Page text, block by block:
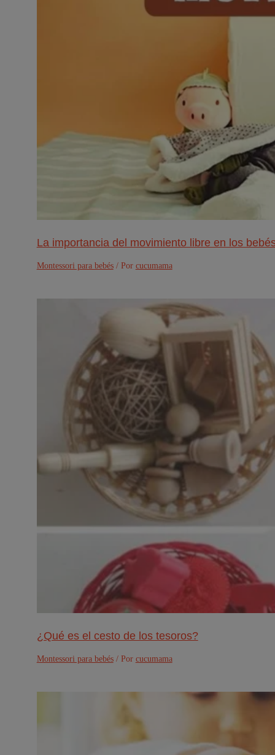
La importancia del movimiento libre en los
Montessori para bebés/ Por cucumama
¿Qué es el cesto de los tesoros?
Montessori para bebés/ Por cucumama